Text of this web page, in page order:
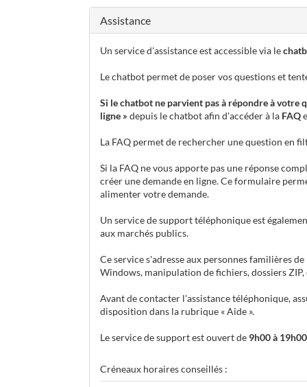
Assistance
Un service d'assistance est accessible via le
Le chatbot permet de poser vos questions et
Si le chatbot ne parvient pas à répondre à votre
ligne » depuis le chatbot afin d'accéder à la FAQ
La FAQ permet de rechercher une question en
Si la FAQ ne vous apporte pas une réponse
créer une demande en ligne. Ce formulaire
alimenter votre demande.
Un service de support téléphonique est
aux marchés publics.
Ce service s'adresse aux personnes familières
Windows, manipulation de fichiers, dossiers
Avant de contacter l'assistance téléphonique,
disposition dans la rubrique « Aide ».
Le service de support est ouvert de 9h00 à 19h00
Créneaux horaires conseillés :